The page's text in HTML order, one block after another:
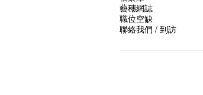
藝穗網誌
職位空缺
聯絡我們 / 到訪